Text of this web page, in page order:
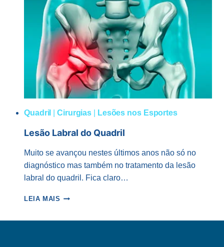
LABRAL
DO
QUADRIL
Quadril |Cirurgias Lesões nos Esportes
Lesão Labral do Quadril
Muito se avançou nestes últimos anos não só no
diagnóstico mas também no tratamento da lesão
labral do quadril. Fica claro…
LEIA MAIS LESÃO